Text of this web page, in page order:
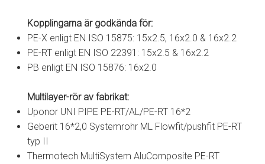
Kopplingarna är godkända för:
PE-X enligt EN ISO 15875: 15x2.5, 16x2.0 & 16x2.2
PE-RT enligt EN ISO 22391: 15x2.5 & 16x2.2
PB enligt EN ISO 15876: 16x2.0
Multilayer-rör av fabrikat:
Uponor UNI PIPE PE-RT/AL/PE-RT 16*2
Geberit 16*2,0 Systemrohr ML Flowfit/pushfit PE-RT
typ II
Thermotech MultiSystem AluComposite PE-RT